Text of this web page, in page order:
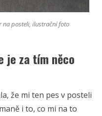
na posteli, ilustrační foto
je za tím něco
že mi ten pes v posteli
i to, co mi na to